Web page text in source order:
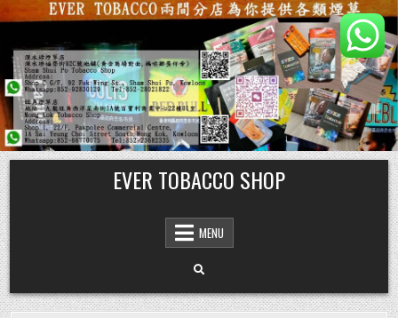
Skip
to
content
EVER TOBACCO SHOP
MENU